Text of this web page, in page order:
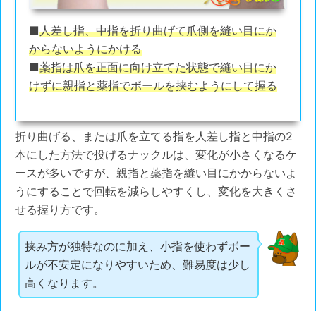
■人差し指、中指を折り曲げて爪側を縫い目にか
からないようにかける
■薬指は爪を正面に向け立てた状態で縫い目にか
けずに親指と薬指でボールを挟むようにして握る
折り曲げる、または爪を立てる指を人差し指と中指の2
本にした方法で投げるナックルは、変化が小さくなるケ
ースが多いですが、親指と薬指を縫い目にかからないよ
うにすることで回転を減らしやすくし、変化を大きくさ
せる握り方です。
挟み方が独特なのに加え、小指を使わずボー
ルが不安定になりやすいため、難易度は少し
高くなります。